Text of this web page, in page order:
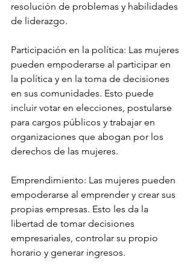
resolución de problemas y habilidades
de liderazgo.
Participación en la política: Las mujeres
pueden empoderarse al participar en
la política y en la toma de decisiones
en sus comunidades. Esto puede
incluir votar en elecciones, postularse
para cargos públicos y trabajar en
organizaciones que abogan por los
derechos de las mujeres.
Emprendimiento: Las mujeres pueden
empoderarse al emprender y crear sus
propias empresas. Esto les da la
libertad de tomar decisiones
empresariales, controlar su propio
horario y generar ingresos.